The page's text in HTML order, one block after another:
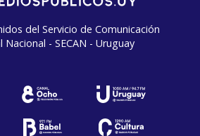
del Servicio de Comunicación
Nacional - SECAN - Uruguay